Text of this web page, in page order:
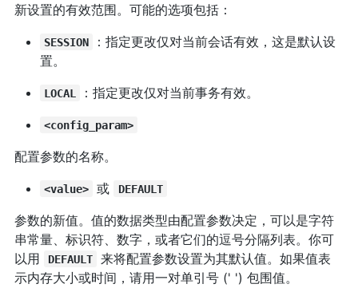
新设置的有效范围。可能的选项包括：
SESSION
：指定更改仅对当前会话有效，这是默认设
置。
LOCAL ：指定更改仅对当前事务有效。
<config_param>
配置参数的名称。
<value> 或 DEFAULT
参数的新值。值的数据类型由配置参数决定，可以是字符
串常量、标识符、数字，或者它们的逗号分隔列表。你可
以用
DEFAULT
来将配置参数设置为其默认值。如果值表
示内存大小或时间，请用一对单引号 (' ') 包围值。